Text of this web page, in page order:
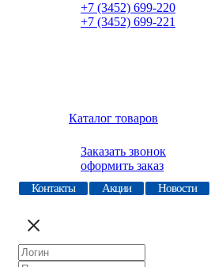
+7 (3452) 699-220
+7 (3452) 699-221
Каталог товаров
Заказать звонок
оформить заказ
Контакты Акции Новости